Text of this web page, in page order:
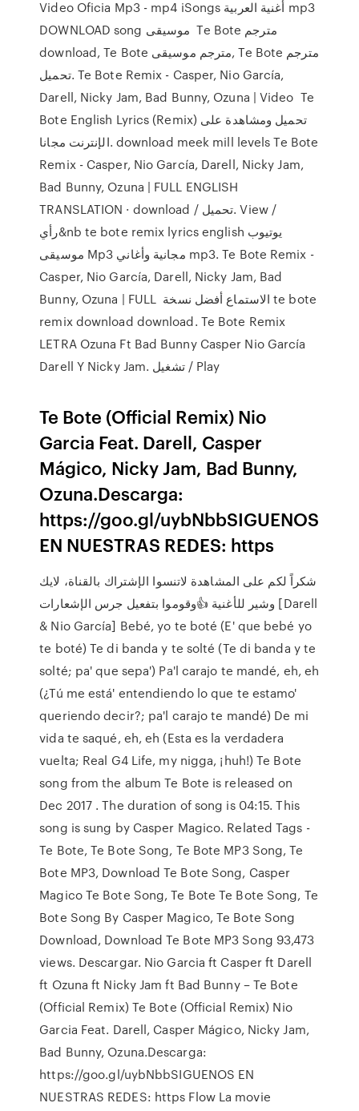
Video Oficia Mp3 - mp4 iSongs أغنية العربية mp3
DOWNLOAD song موسيقى Te Bote مترجم
download, Te Bote مترجم موسيقى, Te Bote مترجم
تحميل. Te Bote Remix - Casper, Nio García,
Darell, Nicky Jam, Bad Bunny, Ozuna | Video Te
Bote English Lyrics (Remix) تحميل ومشاهدة على
الإنترنت مجانا. download meek mill levels Te Bote
Remix - Casper, Nio García, Darell, Nicky Jam,
Bad Bunny, Ozuna | FULL ENGLISH
TRANSLATION · download / تحميل. View /
رأي&nb te bote remix lyrics english يوتيوب
موسيقى Mp3 مجانية وأغاني mp3. Te Bote Remix -
Casper, Nio García, Darell, Nicky Jam, Bad
Bunny, Ozuna | FULL الاستماع أفضل نسخة te bote
remix download download. Te Bote Remix
LETRA Ozuna Ft Bad Bunny Casper Nio García
Darell Y Nicky Jam. تشغيل / Play
Te Bote (Official Remix) Nio
Garcia Feat. Darell, Casper
Mágico, Nicky Jam, Bad Bunny,
Ozuna.Descarga:
https://goo.gl/uybNbbSIGUENOS
EN NUESTRAS REDES: https
شكراً لكم على المشاهدة لاتنسوا الإشتراك بالقناة، لايك
وشير للأغنية 👍وقوموا بتفعيل جرس الإشعارات [Darell
& Nio García] Bebé, yo te boté (E' que bebé yo
te boté) Te di banda y te solté (Te di banda y te
solté; pa' que sepa') Pa'l carajo te mandé, eh, eh
(¿Tú me está' entendiendo lo que te estamo'
queriendo decir?; pa'l carajo te mandé) De mi
vida te saqué, eh, eh (Esta es la verdadera
vuelta; Real G4 Life, my nigga, ¡huh!) Te Bote
song from the album Te Bote is released on
Dec 2017 . The duration of song is 04:15. This
song is sung by Casper Magico. Related Tags -
Te Bote, Te Bote Song, Te Bote MP3 Song, Te
Bote MP3, Download Te Bote Song, Casper
Magico Te Bote Song, Te Bote Te Bote Song, Te
Bote Song By Casper Magico, Te Bote Song
Download, Download Te Bote MP3 Song 93,473
views. Descargar. Nio Garcia ft Casper ft Darell
ft Ozuna ft Nicky Jam ft Bad Bunny – Te Bote
(Official Remix) Te Bote (Official Remix) Nio
Garcia Feat. Darell, Casper Mágico, Nicky Jam,
Bad Bunny, Ozuna.Descarga:
https://goo.gl/uybNbbSIGUENOS EN
NUESTRAS REDES: https Flow La movie